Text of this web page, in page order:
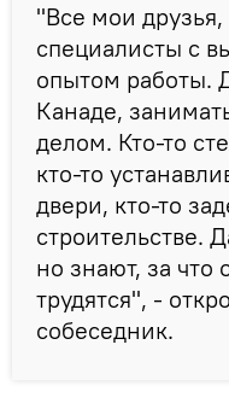
"Все мои
специалисты с
опытом работы.
Канаде,
делом. Кто-то
кто-то
двери, кто-то
строительстве.
но знают, за что
трудятся", -
собеседник.